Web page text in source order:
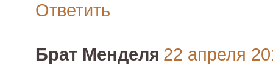
Ответить
Брат Менделя 22 апреля